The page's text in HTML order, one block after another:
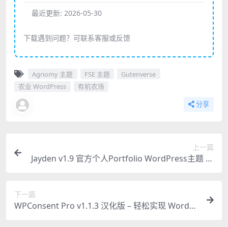
最近更新: 2026-05-30
下载遇到问题？可联系客服或反馈
Agriomy 主题 FSE 主题
Gutenverse
农业 WordPress
有机农场
分享
上一篇
Jayden v1.9 官方个人Portfolio WordPress主题 独
下一篇
WPConsent Pro v1.1.3 汉化版 – 轻松实现 WordPr